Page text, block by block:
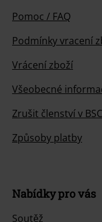
Pomoc / FAQ
Podmínky vracení
Vrácení zboží
Všeobecné
Zrušit členství v BSC
Způsoby platby
Nabídky pro vás
Soutěž